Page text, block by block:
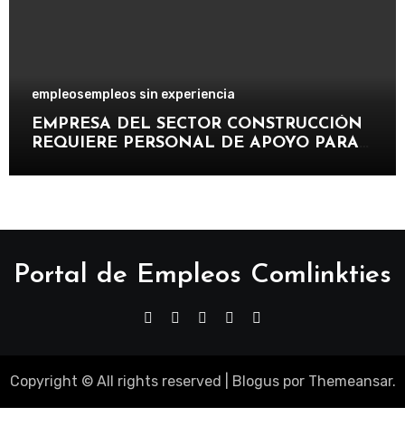
empleosempleos sin experiencia
EMPRESA DEL SECTOR CONSTRUCCIÓN
REQUIERE PERSONAL DE APOYO PARA
MANTENIMIENTO E INFRAESTRUCTURA
Portal de Empleos Comlinkties
Copyright © All rights reserved Bloguspor Themeansar.